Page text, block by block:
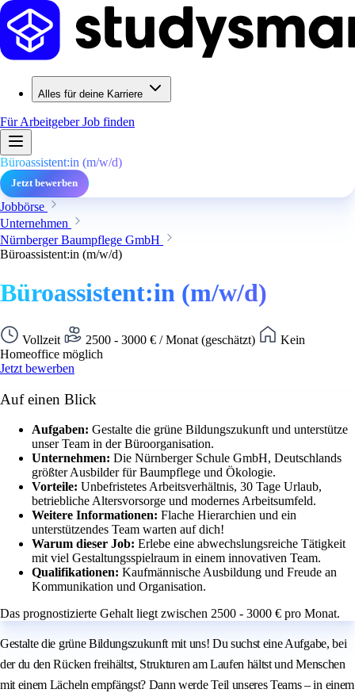
Alles für deine Karriere
Für ArbeitgeberJob finden
Büroassistent:in (m/w/d)
Jetzt bewerben
Jobbörse
Unternehmen
Nürnberger Baumpflege GmbH
Büroassistent:in (m/w/d)
Büroassistent:in (m/w/d)
Vollzeit 2500 - 3000 € / Monat (geschätzt)
Kein
Homeoffice möglich
Jetzt bewerben
Auf einen Blick
Aufgaben: Gestalte die grüne Bildungszukunft und unterstütze
unser Team in der Büroorganisation.
Unternehmen: Die Nürnberger Schule GmbH, Deutschlands
größter Ausbilder für Baumpflege und Ökologie.
Vorteile: Unbefristetes Arbeitsverhältnis, 30 Tage Urlaub,
betriebliche Altersvorsorge und modernes Arbeitsumfeld.
Weitere Informationen: Flache Hierarchien und ein
unterstützendes Team warten auf dich!
Warum dieser Job: Erlebe eine abwechslungsreiche Tätigkeit
mit viel Gestaltungsspielraum in einem innovativen Team.
Qualifikationen: Kaufmännische Ausbildung und Freude an
Kommunikation und Organisation.
Das prognostizierte Gehalt liegt zwischen 2500 - 3000 € pro Monat.
Gestalte die grüne Bildungszukunft mit uns! Du suchst eine Aufgabe, bei
der du den Rücken freihältst, Strukturen am Laufen hältst und Menschen
mit einem Lächeln empfängst? Dann werde Teil unseres Teams – in einem